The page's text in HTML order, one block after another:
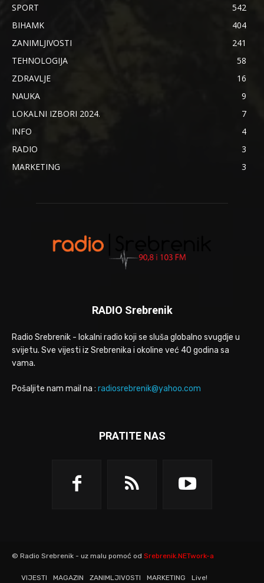
SPORT
542
BIHAMK
404
ZANIMLJIVOSTI
241
TEHNOLOGIJA
58
ZDRAVLJE
16
NAUKA
9
LOKALNI IZBORI 2024.
7
INFO
4
RADIO
3
MARKETING
3
RADIO Srebrenik
Radio Srebrenik - lokalni radio koji se sluša globalno svugdje u
svijetu. Sve vijesti iz Srebrenika i okoline već 40 godina sa
vama.
Pošaljite nam mail na : radiosrebrenik@yahoo.com
PRATITE NAS
© Radio Srebrenik - uz malu pomoć od Srebrenik.NETwork-a
VIJESTI MAGAZIN ZANIMLJIVOSTI MARKETING Live!